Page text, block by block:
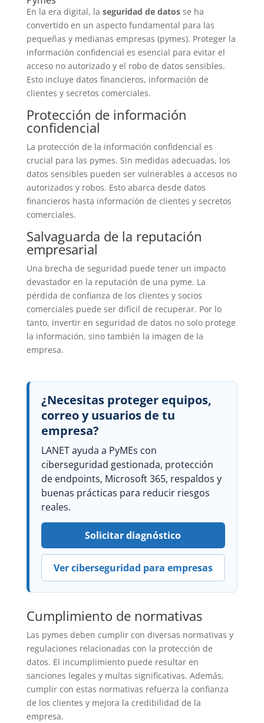
En la era digital, la seguridad de datosse ha
convertido en un aspecto fundamental para las
pequeñas y medianas empresas (pymes). Proteger la
información confidencial es esencial para evitar el
acceso no autorizado y el robo de datos sensibles.
Esto incluye datos financieros, información de
clientes y secretos comerciales.
Protección de información
confidencial
La protección de la información confidencial es
crucial para las pymes. Sin medidas adecuadas, los
datos sensibles pueden ser vulnerables a accesos no
autorizados y robos. Esto abarca desde datos
financieros hasta información de clientes y secretos
comerciales.
Salvaguarda de la reputación
empresarial
Una brecha de seguridad puede tener un impacto
devastador en la reputación de una pyme. La
pérdida de confianza de los clientes y socios
comerciales puede ser difícil de recuperar. Por lo
tanto, invertir en seguridad de datos no solo protege
la información, sino también la imagen de la
empresa.
¿Necesitas proteger equipos,
correo y usuarios de tu
empresa?
LANET ayuda a PyMEs con
ciberseguridad gestionada, protección
de endpoints, Microsoft 365, respaldos y
buenas prácticas para reducir riesgos
reales.
Solicitar diagnóstico
Ver ciberseguridad para empresas
Cumplimiento de normativas
Las pymes deben cumplir con diversas normativas y
regulaciones relacionadas con la protección de
datos. El incumplimiento puede resultar en
sanciones legales y multas significativas. Además,
cumplir con estas normativas refuerza la confianza
de los clientes y mejora la credibilidad de la
empresa.